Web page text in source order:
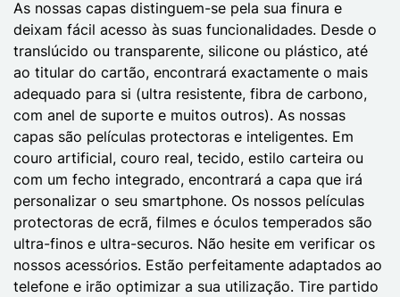
As nossas capas distinguem-se pela sua finura e
deixam fácil acesso às suas funcionalidades. Desde o
translúcido ou transparente, silicone ou plástico, até
ao titular do cartão, encontrará exactamente o mais
adequado para si (ultra resistente, fibra de carbono,
com anel de suporte e muitos outros). As nossas
capas são películas protectoras e inteligentes. Em
couro artificial, couro real, tecido, estilo carteira ou
com um fecho integrado, encontrará a capa que irá
personalizar o seu smartphone. Os nossos películas
protectoras de ecrã, filmes e óculos temperados são
ultra-finos e ultra-securos. Não hesite em verificar os
nossos acessórios. Estão perfeitamente adaptados ao
telefone e irão optimizar a sua utilização. Tire partido